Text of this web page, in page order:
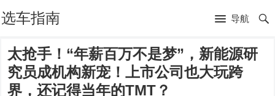
选车指南 导航
太抢手！“年薪百万不是梦”，新能源研
究员成机构新宠！上市公司也大玩跨
界，还记得当年的TMT？